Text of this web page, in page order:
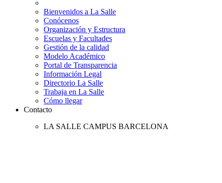
Bienvenidos a La Salle
Conócenos
Organización y Estructura
Escuelas y Facultades
Gestión de la calidad
Modelo Académico
Portal de Transparencia
Información Legal
Directorio La Salle
Trabaja en La Salle
Cómo llegar
Contacto
LA SALLE CAMPUS BARCELONA